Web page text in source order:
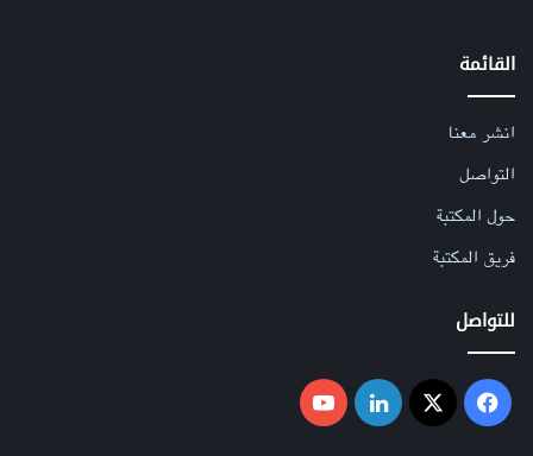
القائمة
انشر معنا
التواصل
حول المكتبة
فريق المكتبة
للتواصل
فيسبوك ‫X لينكدإن ‫YouTube